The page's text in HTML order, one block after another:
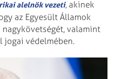
alelnök vezeti, akinek
az Egyesült Államok
nagykövetségét, valamint
jogai védelmében.